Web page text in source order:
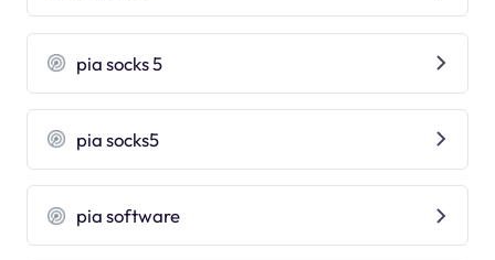
pia socks 5
pia socks5
pia software